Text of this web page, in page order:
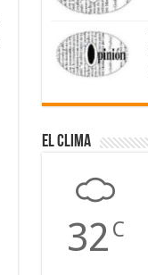
El Clima
32 C